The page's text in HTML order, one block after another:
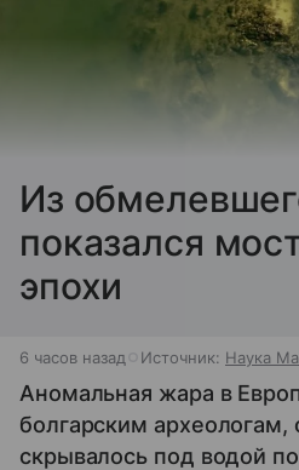
Из
показался
эпохи
6 часов назад Источник: Наука
Аномальная жара в
болгарским археологам,
скрывалось под водой